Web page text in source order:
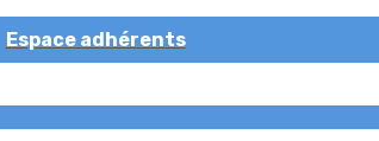
Espace adhérents